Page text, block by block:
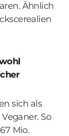
Ähnlich
sich als
So
Mio.